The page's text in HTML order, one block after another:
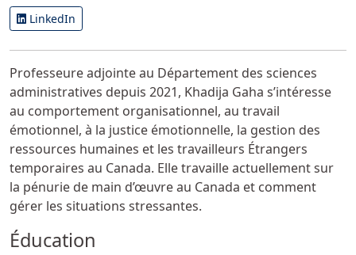
LinkedIn
Autres informations
Professeure adjointe au Département des sciences
administratives depuis 2021, Khadija Gaha s’intéresse
au comportement organisationnel, au travail
émotionnel, à la justice émotionnelle, la gestion des
ressources humaines et les travailleurs Étrangers
temporaires au Canada. Elle travaille actuellement sur
la pénurie de main d’œuvre au Canada et comment
gérer les situations stressantes.
Éducation